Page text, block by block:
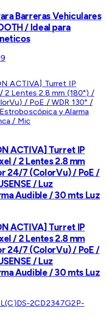
Barreras Vehiculares
/ Ideal para
ACTIVA] Turret IP
/ 2 Lentes 2.8 mm
24/7 (ColorVu) / PoE /
/ Luz
Audible / 30 mts Luz
ACTIVA] Turret IP
/ 2 Lentes 2.8 mm
24/7 (ColorVu) / PoE /
/ Luz
Audible / 30 mts Luz
DS-2CD2347G2P-